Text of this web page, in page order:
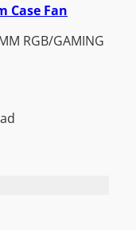
Case Fan
RGB/GAMING